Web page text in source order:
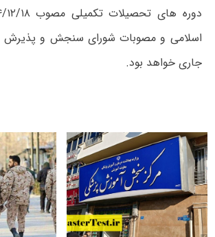
اسلامی و مصوبات شورای سنجش و پذیرش
جاری خواهد بود.